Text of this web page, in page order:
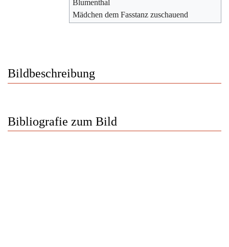
Blumenthal
Mädchen dem Fasstanz zuschauend
Bildbeschreibung
Bibliografie zum Bild